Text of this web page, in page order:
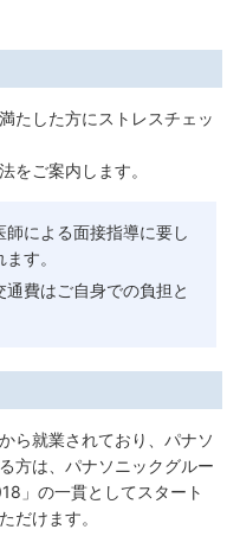
たした方にストレスチェッ
をご案内します。
による面接指導に要し
す。
費はご自身での負担と
ら就業されており、パナソ
方は、パナソニックグルー
」の一貫としてスタート
だけます。